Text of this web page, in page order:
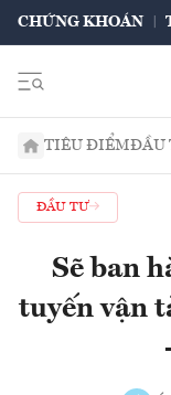
CHỨNG KHOÁN
TIÊU ĐIỂMĐẦU
ĐẦU TƯ
Sẽ ban
tuyến vận